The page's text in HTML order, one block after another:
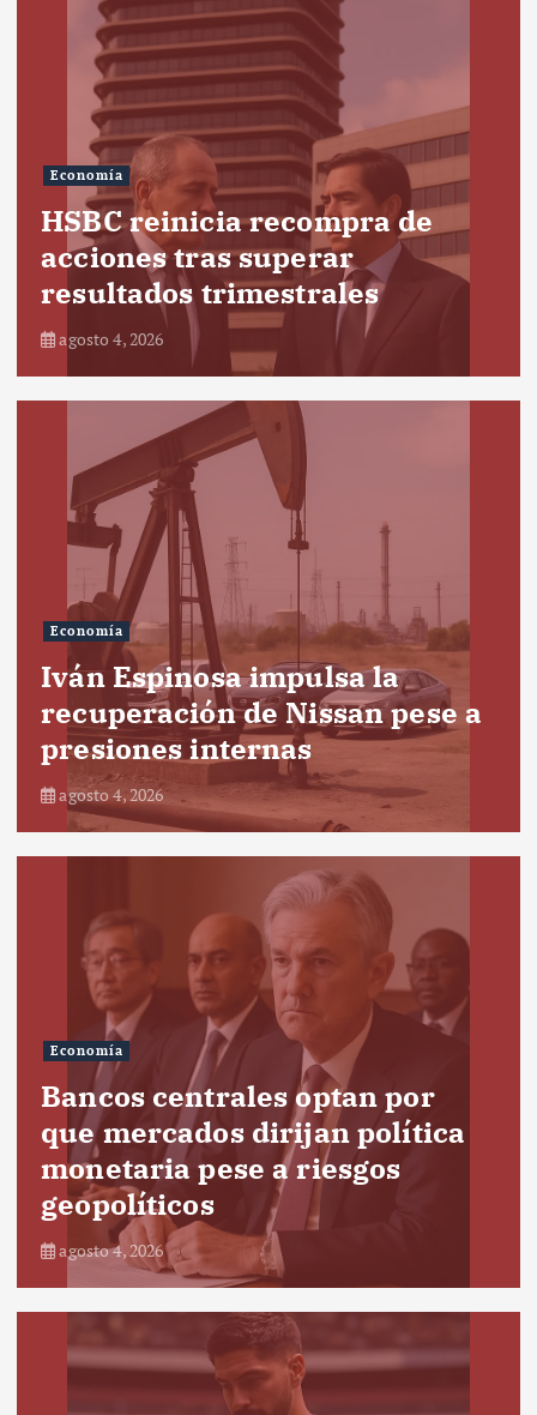
Economía
HSBC reinicia recompra de
acciones tras superar
resultados trimestrales
agosto 4, 2026
Economía
Iván Espinosa impulsa la
recuperación de Nissan pese a
presiones internas
agosto 4, 2026
Economía
Bancos centrales optan por
que mercados dirijan política
monetaria pese a riesgos
geopolíticos
agosto 4, 2026